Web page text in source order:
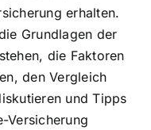
erhalten.
Grundlagen der
, die Faktoren
,den Vergleich
undTipps
Versicherung